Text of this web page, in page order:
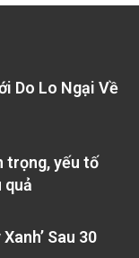
Do Lo Ngại Về
trọng, yếu tố
quả
Sau 30